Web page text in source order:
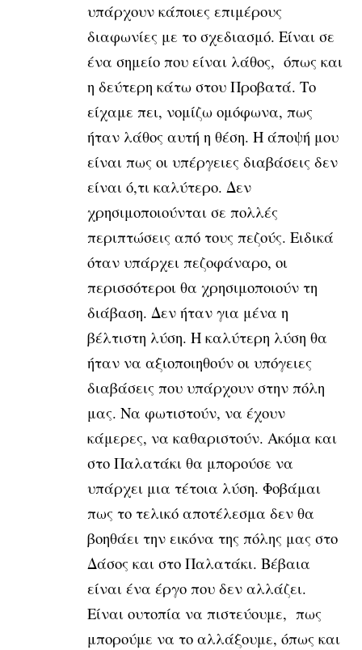
υπάρχουν κάποιες επιμέρους
διαφωνίες με το σχεδιασμό. Είναι σε
ένα σημείο που είναι λάθος, όπως και
η δεύτερη κάτω στου Προβατά. Το
είχαμε πει, νομίζω ομόφωνα, πως
ήταν λάθος αυτή η θέση. Η άποψή μου
είναι πως οι υπέργειες διαβάσεις δεν
είναι ό,τι καλύτερο. Δεν
χρησιμοποιούνται σε πολλές
περιπτώσεις από τους πεζούς. Ειδικά
όταν υπάρχει πεζοφάναρο, οι
περισσότεροι θα χρησιμοποιούν τη
διάβαση. Δεν ήταν για μένα η
βέλτιστη λύση. Η καλύτερη λύση θα
ήταν να αξιοποιηθούν οι υπόγειες
διαβάσεις που υπάρχουν στην πόλη
μας. Να φωτιστούν, να έχουν
κάμερες, να καθαριστούν. Ακόμα και
στο Παλατάκι θα μπορούσε να
υπάρχει μια τέτοια λύση. Φοβάμαι
πως το τελικό αποτέλεσμα δεν θα
βοηθάει την εικόνα της πόλης μας στο
Δάσος και στο Παλατάκι. Βέβαια
είναι ένα έργο που δεν αλλάζει.
Είναι ουτοπία να πιστεύουμε, πως
μπορούμε να το αλλάξουμε, όπως και